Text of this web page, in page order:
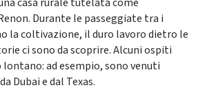
Durante le passeggiate tra i
la coltivazione, il duro lavoro dietro le
ci sono da scoprire. Alcuni ospiti
ad esempio, sono venuti
Dubai e dal Texas.